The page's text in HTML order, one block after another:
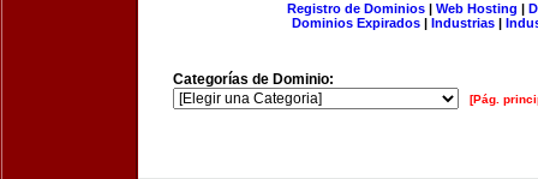
Registro de Dominios| Web Hosting |
Dominios Expirados | Industrias |
Categorías de Dominio:
[Pág.